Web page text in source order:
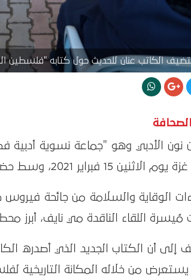
الكاتب عنان للحديث حول كتابه "فلسطين
نون الأدبي وهو "جماعة نسوية أدبية
وسط حضور لفيف من الأدباء والمثقفين والكتاب والهواة.
الوقاية والسلامة من جائحة فيروس
اللقاء الناقدة مي نايف، أبرز
يستعرض من خلاله المكانة التاريخية